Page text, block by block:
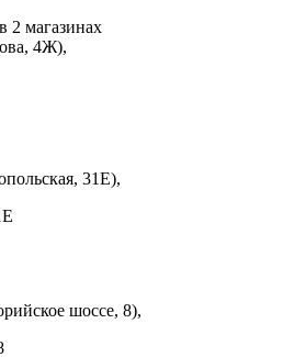
2 магазинах
4Ж),
31Е),
шоссе, 8),